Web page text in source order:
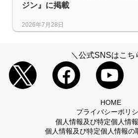
ジン』に掲載
2026年7月28日
＼公式SNSはこち
HOME
プライバシーポリ
個人情報及び特定個人情
個人情報及び特定個人情報の